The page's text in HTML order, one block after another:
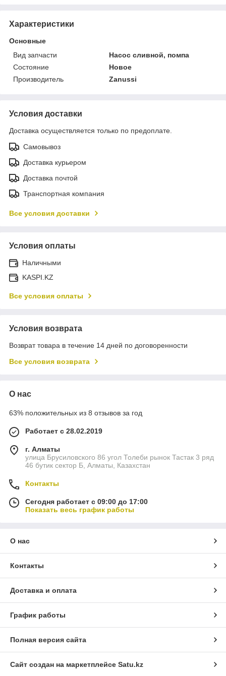
Характеристики
Основные
Вид запчасти
Насос сливной, помпа
Состояние
Новое
Производитель
Zanussi
Условия доставки
Доставка осуществляется только по предоплате.
Самовывоз
Доставка курьером
Доставка почтой
Транспортная компания
Все условия доставки
Условия оплаты
Наличными
KASPI.KZ
Все условия оплаты
Условия возврата
Возврат товара в течение 14 дней по договоренности
Все условия возврата
О нас
63% положительных из 8 отзывов за год
Работает с 28.02.2019
г. Алматы
улица Брусиловского 86 угол Толеби рынок Тастак 3 ряд
46 бутик сектор Б, Алматы, Казахстан
Контакты
Сегодня работает с 09:00 до 17:00
Показать весь график работы
О нас
Контакты
Доставка и оплата
График работы
Полная версия сайта
Сайт создан на маркетплейсе Satu.kz